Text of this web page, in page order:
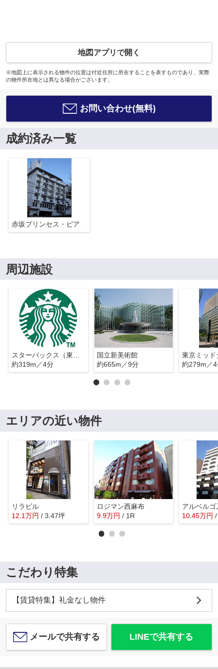
地図アプリで開く
※地図上に表示される物件の位置は付近住所に所在することを表すものであり、実際
の物件所在地とは異なる場合がございます。
お問い合わせ(無料)
成約済み一覧
赤坂プリンセス・ピア
周辺施設
約319m／4分
国立新美術館
約665m／9分
東京ミッド
約279m／
エリアの近い物件
リラビル
12.1万円 / 3.47坪
ロジマン西麻布
9.9万円 / 1R
アルベルゴ
10.45万円
こだわり特集
【賃貸特集】礼金なし物件
メールで共有する LINEで共有する